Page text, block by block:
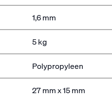
1,6 mm
5 kg
Polypropyleen
27 mm x 15 mm